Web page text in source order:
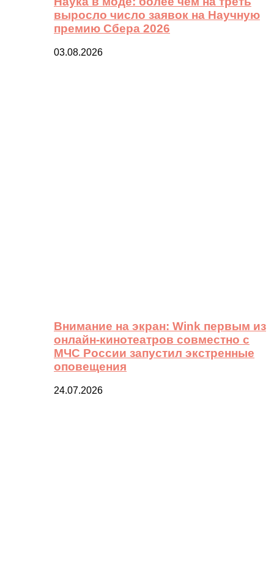
выросло число заявок на Научную
премию Сбера 2026
03.08.2026
Внимание на экран: Wink первым из
онлайн-кинотеатров совместно с
МЧС России запустил экстренные
оповещения
24.07.2026